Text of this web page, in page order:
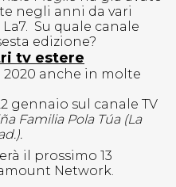
negli anni da vari
Su quale canale
edizione?
tv estere
anche in molte
gennaio sul canale TV
Familia Pola Túa (La
il prossimo 13
Network.